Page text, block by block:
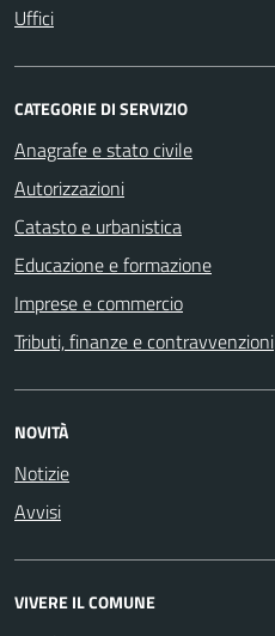
Uffici
CATEGORIE DI SERVIZIO
Anagrafe e stato civile
Autorizzazioni
Catasto e urbanistica
Educazione e formazione
Imprese e commercio
Tributi, finanze e contravvenzioni
NOVITÀ
Notizie
Avvisi
VIVERE IL COMUNE